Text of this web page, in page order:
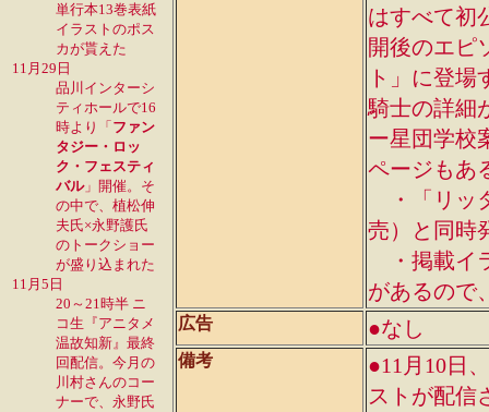
単行本13巻表紙
イラストのポス
カが貰えた
11月29日
品川インターシ
ティホールで16
時より「 ファン
タジー・ロッ
ク・フェスティ
バル」開催。そ
の中で、植松伸
夫氏×永野護氏
のトークショー
が盛り込まれた
11月5日
20～21時半 ニ
コ生『アニタメ
温故知新』最終
回配信。今月の
川村さんのコー
ナーで、永野氏
はすべて初
開後のエピ
ト」に登
騎士の詳細
ー星団学校
ページもあ
・「リッ
売）と同時
・掲載イ
があるので
広告 ●なし
備考
●11月10日
ストが配信